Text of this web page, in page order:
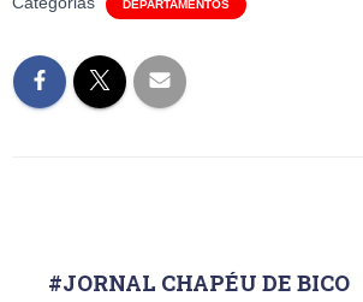
DEPARTAMENTOS
#JORNAL CHAPÉU DE BICO